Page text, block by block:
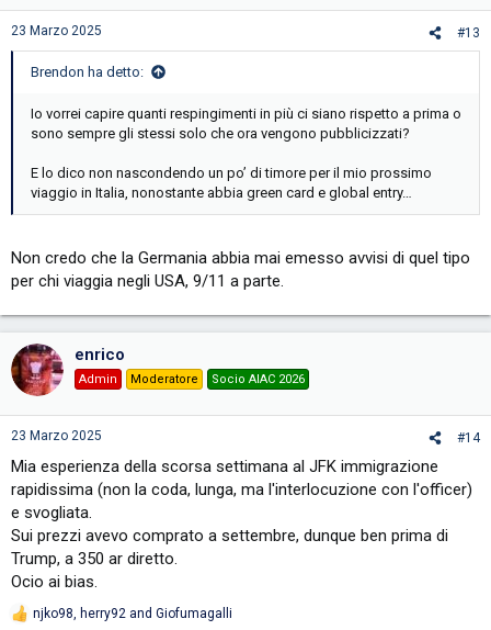
n
s
23 Marzo 2025 #13
Brendon ha detto:
Io vorrei capire quanti respingimenti in più ci siano rispetto a prima o
sono sempre gli stessi solo che ora vengono pubblicizzati?
E lo dico non nascondendo un po’ di timore per il mio prossimo
viaggio in Italia, nonostante abbia green card e global entry…
Non credo che la Germania abbia mai emesso avvisi di quel tipo
per chi viaggia negli USA, 9/11 a parte.
enrico
Admin Moderatore Socio AIAC 2026
23 Marzo 2025 #14
Mia esperienza della scorsa settimana al JFK immigrazione
rapidissima (non la coda, lunga, ma l'interlocuzione con l'officer)
e svogliata.
Sui prezzi avevo comprato a settembre, dunque ben prima di
Trump, a 350 ar diretto.
Ocio ai bias.
R
njko98, herry92 and Giofumagalli